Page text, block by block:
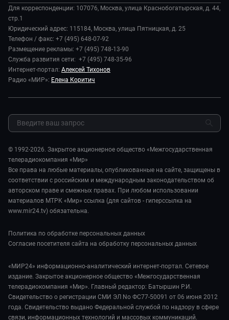
Происшествия
В содружестве
В мире
Наука и технологии
Здоровье и медицина
Спорт
Шоу-бизнес
Стиль жизни
Сад и огород
Дела судебные
Диктор делает
Игра в кино
Игра в кино. Мультфильмы
Исторический детектив
Миллион за 5 минут
Мировое соглашение
Предварительный диагноз
Пять причин поехать в...
История
Руководство
Новости компании
Пресса о нас
Карьера
Реклама
Закупки и тендеры
Обратная связь
Для корреспонденции: 107076, Москва, улица Краснобогатырская, д. 44,
стр.1
Юридический адрес: 115184, Москва, улица Пятницкая, д. 25
Телефон / факс: +7 (495) 648-07-92
Размещение рекламы: +7 (495) 748-13-90
Служба развития сети: +7 (495) 748-35-96
Интернет-портал: Алексей Тихонов
Радио «МИР»: Елена Коритич
© 1992-2026. Закрытое акционерное общество «Межгосударственная
телерадиокомпания «Мир»
Все права на любые материалы, опубликованные на сайте, защищены в
соответствии с российским и международным законодательством об
авторском праве и смежных правах. При любом использовании
материалов МТРК «Мир» ссылка (для сайтов - гиперссылка на
www.mir24.tv) обязательна.
Политика по обработке персональных данных
Согласие посетителя сайта на обработку персональных данных
«МИР24» информационно-аналитический интернет-портал. Сетевое
издание. Закрытое акционерное общество «Межгосударственная
телерадиокомпания «Мир». Главный редактор: Батыршин Р.И.
Свидетельство о регистрации СМИ ЭЛ No ФС77-50091 от 06 июня 2012
года. Свидетельство выдано Федеральной службой по надзору в сфере
связи, информационных технологий и массовых коммуникаций.